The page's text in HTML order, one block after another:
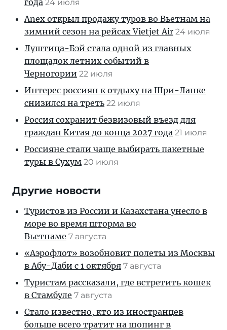
24 июля
Anex открыл продажу туров во Вьетнам на
зимний сезон на рейсах Vietjet Air 24 июля
Луштица-Бэй стала одной из главных
площадок летних событий в
Черногории 22 июля
Интерес россиян к отдыху на Шри-Ланке
снизился на треть 22 июля
Россия сохранит безвизовый въезд для
граждан Китая до конца 2027 года 21 июля
Россияне стали чаще выбирать пакетные
туры в Сухум 20 июля
Другие новости
Туристов из России и Казахстана унесло в
море во время шторма во
Вьетнаме 7 августа
«Аэрофлот» возобновит полеты из Москвы
в Абу-Даби с 1 октября 7 августа
Туристам рассказали, где встретить кошек
в Стамбуле 7 августа
Стало известно, кто из иностранцев
больше всего тратит на шопинг в